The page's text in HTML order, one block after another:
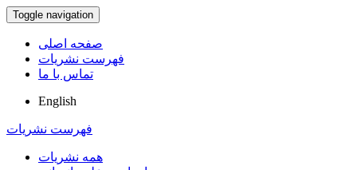
Toggle navigation
صفحه اصلی
فهرست نشریات
تماس با ما
English
فهرست نشریات
همه نشریات